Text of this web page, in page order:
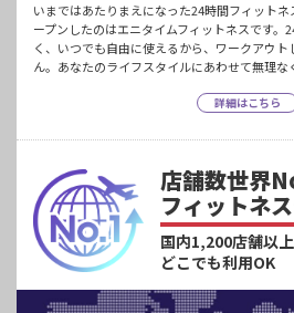
いまではあたりまえになった24時間フィット
ープンしたのはエニタイムフィットネスです。
く、いつでも自由に使えるから、ワークアウ
ん。あなたのライフスタイルにあわせて無理な
詳細はこちら
店舗数世界
フィットネ
国内1,200店舗以上
どこでも利用OK